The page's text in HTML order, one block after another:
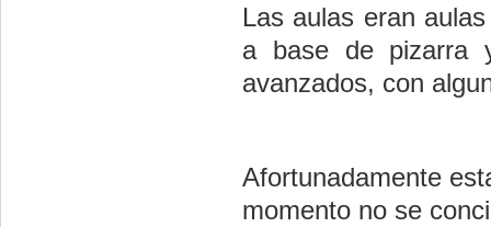
Las aulas eran
a base de pizarra
avanzados, con
Afortunadamente
momento no se